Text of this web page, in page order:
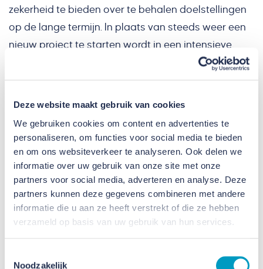
Deze website maakt gebruik van cookies
We gebruiken cookies om content en advertenties te
personaliseren, om functies voor social media te bieden
en om ons websiteverkeer te analyseren. Ook delen we
informatie over uw gebruik van onze site met onze
partners voor social media, adverteren en analyse. Deze
partners kunnen deze gegevens combineren met andere
informatie die u aan ze heeft verstrekt of die ze hebben
verzameld op basis van uw gebruik van hun services.
Noodzakelijk
zekerheid te bieden over te behalen doelstellingen
op de lange termijn. In plaats van steeds weer een
nieuw project te starten wordt in een intensieve
samenwerking met de opdrachtgever Tiwos en
vaste ketenpartners meerdere projecten opgepakt:
Gedurende het project wordt elke dag gestart aan
een nieuwe woning en wordt elke dag een woning
opgeleverd. Op deze manier is naar verwachting de
gehele wijk eind 2024 verduurzaamd en
gerenoveerd.